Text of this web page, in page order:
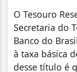
O Tesouro
Secretaria do
Banco do
à taxa básica
desse título é